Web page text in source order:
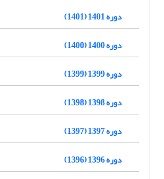
دوره 1401 (1401)
دوره 1400 (1400)
دوره 1399 (1399)
دوره 1398 (1398)
دوره 1397 (1397)
دوره 1396 (1396)